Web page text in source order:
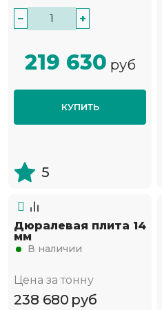
− +
219 630 руб
КУПИТЬ
5
Дюралевая плита 14
мм
В наличии
Цена за тонну
238 680 руб